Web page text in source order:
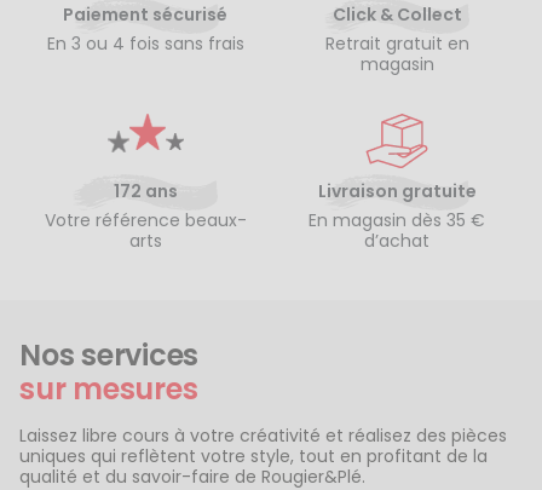
Paiement sécurisé
En 3 ou 4 fois sans frais
Click & Collect
Retrait gratuit en
magasin
172 ans
Votre référence beaux-
arts
Livraison gratuite
En magasin dès 35 €
d’achat
Nos services
sur mesures
Laissez libre cours à votre créativité et réalisez des pièces
uniques qui reflètent votre style, tout en profitant de la
qualité et du savoir-faire de Rougier&Plé.